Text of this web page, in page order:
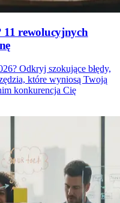
11 rewolucyjnych
Odkryj szokujące błędy,
które wyniosą Twoją
konkurencja Cię